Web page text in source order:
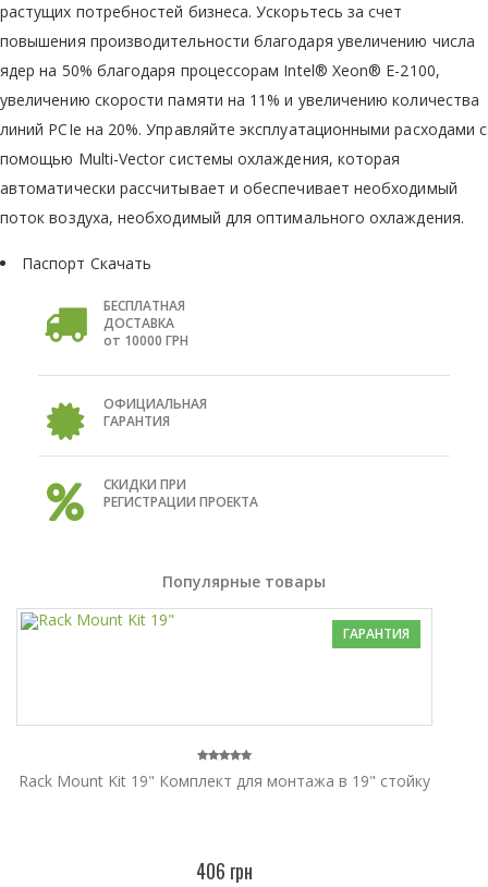
растущих потребностей бизнеса. Ускорьтесь за счет
повышения производительности благодаря увеличению числа
ядер на 50% благодаря процессорам Intel® Xeon® E-2100,
увеличению скорости памяти на 11% и увеличению количества
линий PCIe на 20%. Управляйте эксплуатационными расходами с
помощью Multi-Vector системы охлаждения, которая
автоматически рассчитывает и обеспечивает необходимый
поток воздуха, необходимый для оптимального охлаждения.
Паспорт Скачать
БЕСПЛАТНАЯ
ДОСТАВКА
от 10000 ГРН
ОФИЦИАЛЬНАЯ
ГАРАНТИЯ
СКИДКИ ПРИ
РЕГИСТРАЦИИ ПРОЕКТА
Популярные товары
ГАРАНТИЯ
Rack Mount Kit 19" Комплект для монтажа в 19" стойку
406 грн